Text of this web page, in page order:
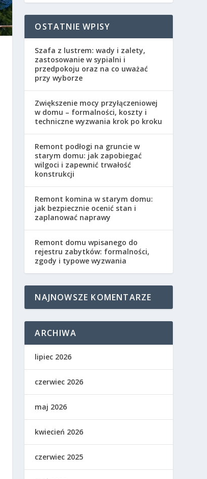
OSTATNIE WPISY
Szafa z lustrem: wady i zalety,
zastosowanie w sypialni i
przedpokoju oraz na co uważać
przy wyborze
Zwiększenie mocy przyłączeniowej
w domu – formalności, koszty i
techniczne wyzwania krok po kroku
Remont podłogi na gruncie w
starym domu: jak zapobiegać
wilgoci i zapewnić trwałość
konstrukcji
Remont komina w starym domu:
jak bezpiecznie ocenić stan i
zaplanować naprawy
Remont domu wpisanego do
rejestru zabytków: formalności,
zgody i typowe wyzwania
NAJNOWSZE KOMENTARZE
ARCHIWA
lipiec 2026
czerwiec 2026
maj 2026
kwiecień 2026
czerwiec 2025